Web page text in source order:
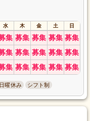
水 木 金 土 日
集 募集 募集 募集 募集
集 募集 募集 募集 募集
集 募集 募集 募集 募集
日曜休み シフト制